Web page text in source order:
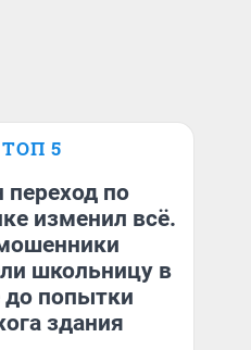
ТОП 5
переход по
изменил всё.
школьницу в
до попытки
здания